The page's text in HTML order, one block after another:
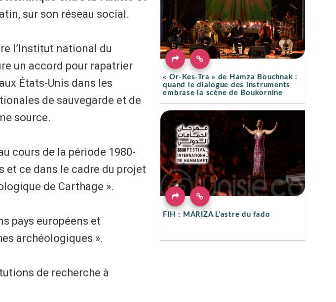
sur son réseau social.
l’Institut national du
un accord pour rapatrier
États-Unis dans les
de sauvegarde et de
source.
cours de la période 1980-
et ce dans le cadre du projet
de Carthage ».
pays européens et
archéologiques ».
de recherche à
« Or-Kes-Tra » de Hamza Bouchnak :
quand le dialogue des instruments
embrase la scène de Boukornine
FIH : MARIZA L’astre du fado